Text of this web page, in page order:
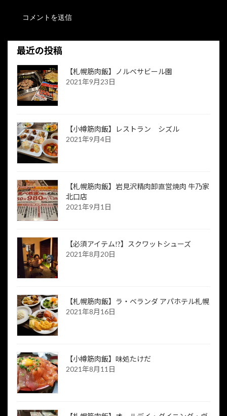
最近の投稿
【札幌筋肉飯】ノルベサビール園
2021年9月23日
【小樽筋肉飯】レストラン シズル
2021年9月4日
【札幌筋肉飯】岩見沢精肉卸直営焼肉 牛乃家
北口店
2021年9月1日
【必須アイテム!?】スクワットシューズ
2021年8月20日
【札幌筋肉飯】ラ・ベランダ アパホテル札幌
2021年8月16日
【小樽筋肉飯】味処たけだ
2021年8月11日